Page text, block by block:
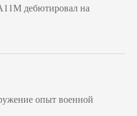
дебютировал на
опыт военной